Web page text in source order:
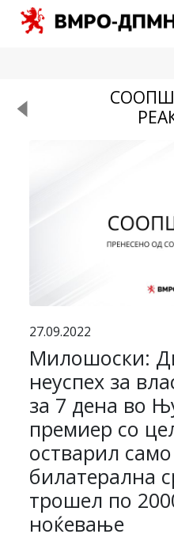
27.09.2022
Милошоски:
неуспех за
за 7 дена во
премиер со
остварил
билатерална
трошел по
ноќевање